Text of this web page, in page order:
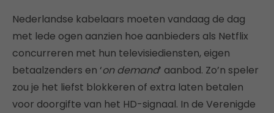
Nederlandse kabelaars moeten vandaag de dag
met lede ogen aanzien hoe aanbieders als Netflix
concurreren met hun televisiediensten, eigen
betaalzenders en ‘on demand’ aanbod. Zo’n speler
zou je het liefst blokkeren of extra laten betalen
voor doorgifte van het HD-signaal. In de Verenigde